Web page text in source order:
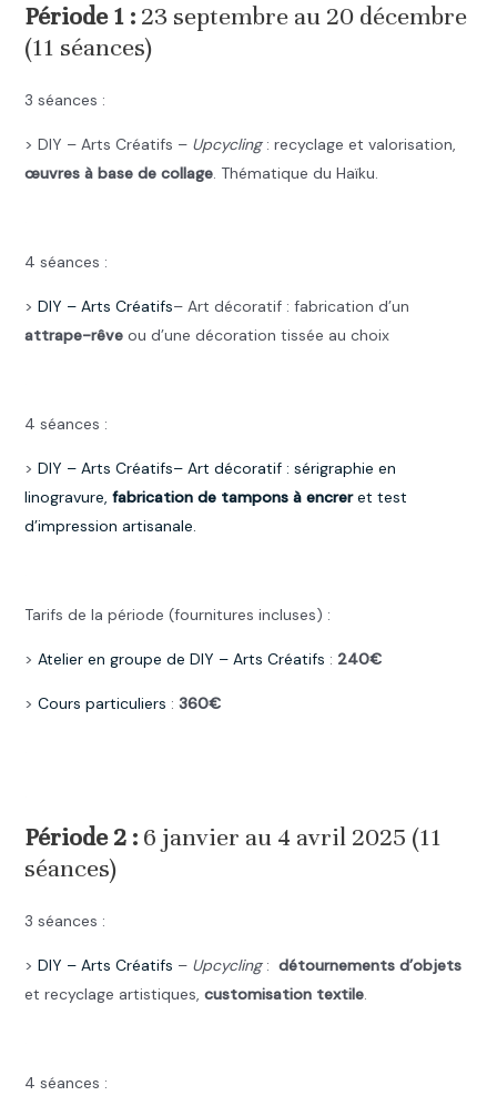
Période 1 :23 septembre au 20 décembre
(11 séances)
3 séances :
> DIY – Arts Créatifs – Upcycling: recyclage et valorisation,
œuvres à base de collage. Thématique du Haïku.
4 séances :
> DIY – Arts Créatifs– Art décoratif : fabrication d’un
attrape-rêveou d’une décoration tissée au choix
4 séances :
> DIY – Arts Créatifs– Art décoratif : sérigraphie en
linogravure, fabrication de tampons à encreret test
d’impression artisanale.
Tarifs de la période (fournitures incluses) :
> Atelier en groupe de DIY – Arts Créatifs : 240€
> Cours particuliers : 360€
Période 2 :6 janvier au 4 avril 2025 (11
séances)
3 séances :
> DIY – Arts Créatifs – Upcycling: détournements d’objets
et recyclage artistiques, customisation textile.
4 séances :